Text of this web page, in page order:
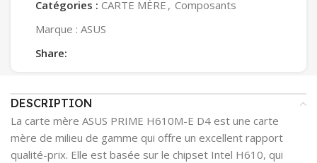
Catégories : CARTE MÈRE , Composants
Marque : ASUS
Share:
DESCRIPTION
La carte mère ASUS PRIME H610M-E D4 est une carte
mère de milieu de gamme qui offre un excellent rapport
qualité-prix. Elle est basée sur le chipset Intel H610, qui